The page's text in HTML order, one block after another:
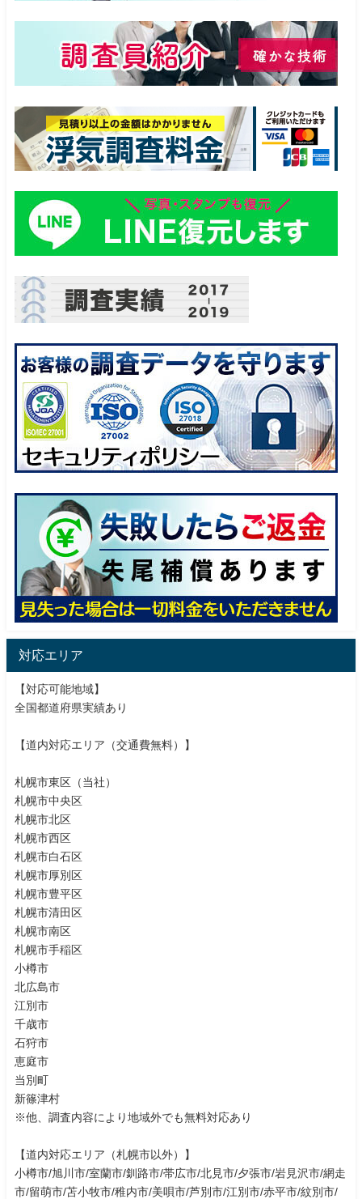
対応エリア
【対応可能地域】
全国都道府県実績あり
【道内対応エリア（交通費無料）】
札幌市東区（当社）
札幌市中央区
札幌市北区
札幌市西区
札幌市白石区
札幌市厚別区
札幌市豊平区
札幌市清田区
札幌市南区
札幌市手稲区
小樽市
北広島市
江別市
千歳市
石狩市
恵庭市
当別町
新篠津村
※他、調査内容により地域外でも無料対応あり
【道内対応エリア（札幌市以外）】
小樽市/旭川市/室蘭市/釧路市/帯広市/北見市/夕張市/岩見沢市/網走
市/留萌市/苫小牧市/稚内市/美唄市/芦別市/江別市/赤平市/紋別市/